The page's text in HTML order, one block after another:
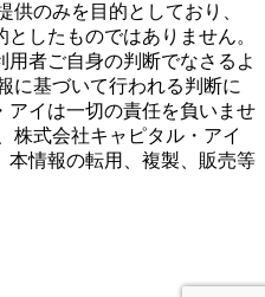
供のみを目的としており、
したものではありません。
者ご自身の判断でなさるよ
に基づいて行われる判断に
アイは一切の責任を負いませ
株式会社キャピタル・アイ
本情報の転用、複製、販売等